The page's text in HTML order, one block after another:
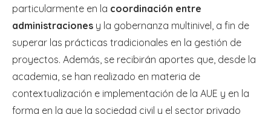
particularmente en la coordinación entre
administraciones y la gobernanza multinivel, a fin de
superar las prácticas tradicionales en la gestión de
proyectos. Además, se recibirán aportes que, desde la
academia, se han realizado en materia de
contextualización e implementación de la AUE y en la
forma en la que la sociedad civil y el sector privado